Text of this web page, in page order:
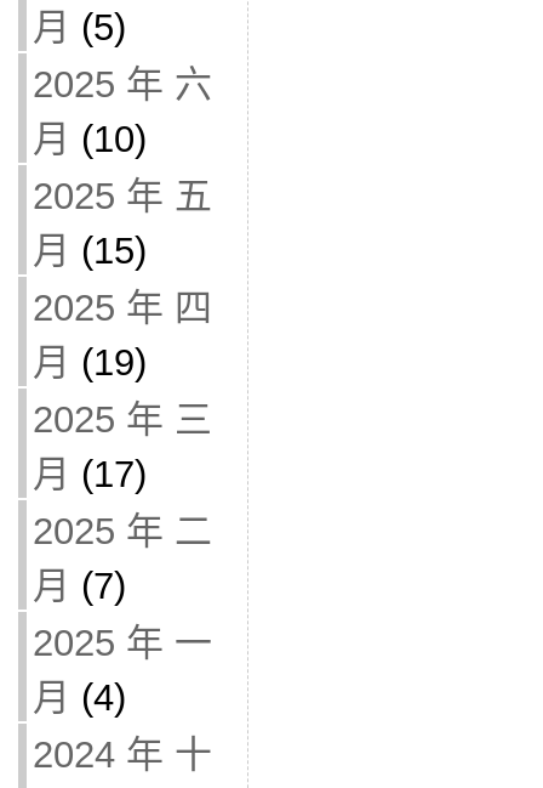
月 (5)
2025 年 六
月 (10)
2025 年 五
月 (15)
2025 年 四
月 (19)
2025 年 三
月 (17)
2025 年 二
月 (7)
2025 年 一
月 (4)
2024 年 十